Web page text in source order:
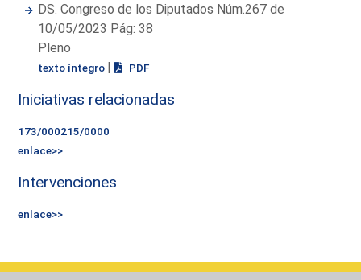
DS. Congreso de los Diputados Núm.267 de
10/05/2023 Pág: 38
Pleno
texto íntegro | PDF
Iniciativas relacionadas
173/000215/0000
enlace>>
Intervenciones
enlace>>